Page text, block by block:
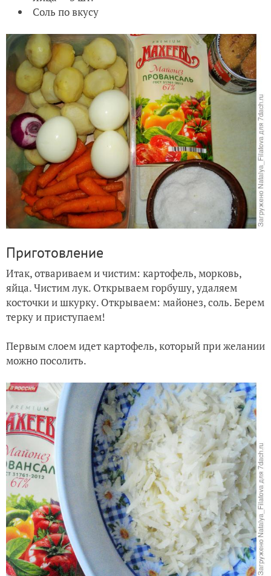
Соль по вкусу
Приготовление
Итак, отвариваем и чистим: картофель, морковь,
яйца. Чистим лук. Открываем горбушу, удаляем
косточки и шкурку. Открываем: майонез, соль. Берем
терку и приступаем!
Первым слоем идет картофель, который при желании
можно посолить.